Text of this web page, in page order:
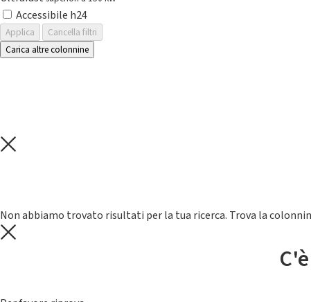
Accessibile h24
Applica
Cancella filtri
Carica altre colonnine
Non abbiamo trovato risultati per la tua ricerca. Trova la